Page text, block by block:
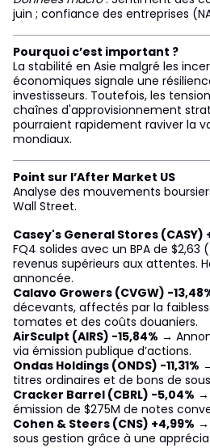
juin ; confiance des entreprises
Pourquoi c’est important ?
La stabilité en Asie malgré les
économiques signale une
investisseurs. Toutefois, les
chaînes d'approvisionnement
pourraient rapidement raviver la
mondiaux.
Point sur l’After Market US
Analyse des mouvements
Wall Street.
Casey's General Stores (CASY)
FQ4 solides avec un BPA de $2,63
revenus supérieurs aux attentes.
annoncée.
Calavo Growers (CVGW) -
décevants, affectés par la
tomates et des coûts douaniers.
AirSculpt (AIRS) -15,84% →
via émission publique d’actions.
Ondas Holdings (ONDS) -11,31%
titres ordinaires et de bons de
Cracker Barrel (CBRL) -5,04% →
émission de $275M de notes
Cohen & Steers (CNS) +4,99% →
sous gestion grâce à une